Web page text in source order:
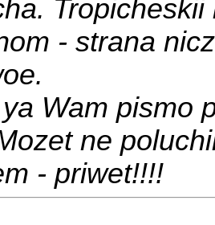
- strana
Wam pismo
ne
- priwet!!!!